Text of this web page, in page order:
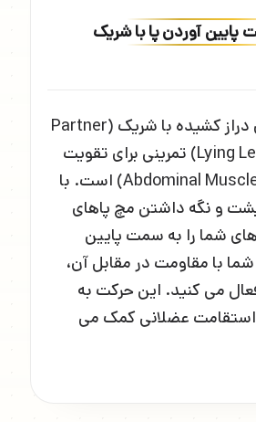
پایین آوردن پا با شریک
حرکت پرتاب پای دراز کشیده با شریک (Partner
Lying Leg Throw Down) تمرینی برای تقویت
عضلات شکم (Abdominal Muscles) است. با
و نگه داشتن مچ پاهای
شما را به سمت پایین
با مقاومت در مقابل آن،
می کنید. این حرکت به
عضلانی کمک می